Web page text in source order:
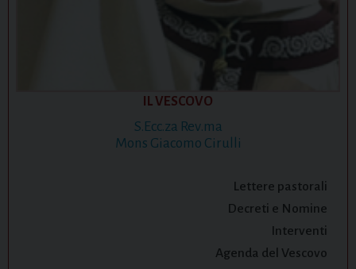
IL VESCOVO
S.Ecc.za Rev.ma
Mons Giacomo Cirulli
Lettere pastorali
Decreti e Nomine
Interventi
Agenda del Vescovo